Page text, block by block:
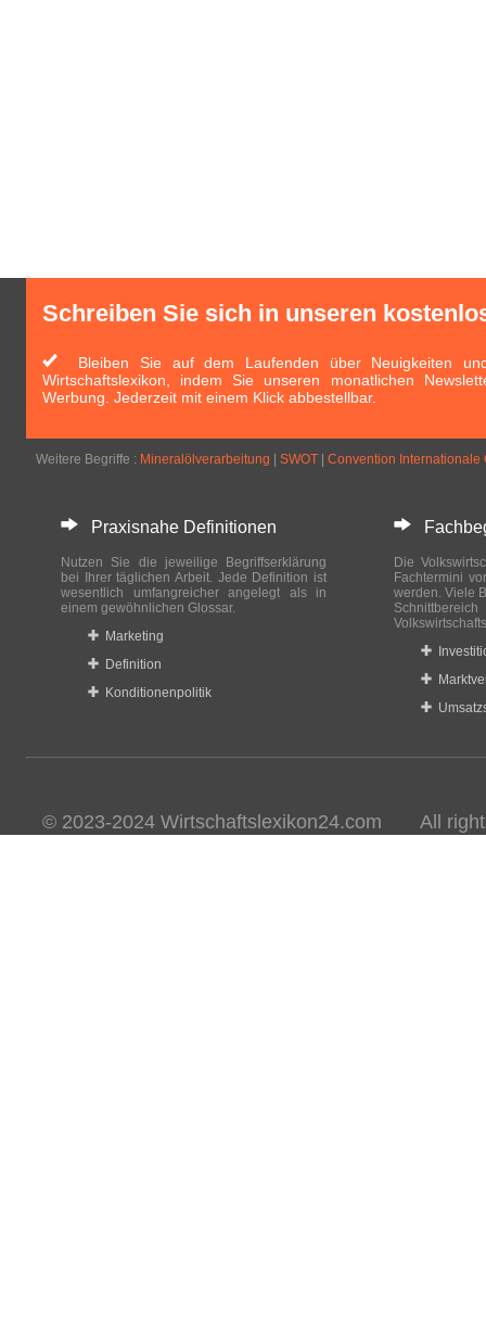
Schreiben Sie sich in unseren
Bleiben Sie auf dem Laufenden über Neuigkeiten
Wirtschaftslexikon, indem Sie unseren monatlichen
Werbung. Jederzeit mit einem Klick abbestellbar.
Weitere Begriffe : Mineralölverarbeitung SWOT Convention Internationale
Praxisnahe Definitionen
Nutzen Sie die jeweilige Begriffserklärung
bei Ihrer täglichen Arbeit. Jede Definition ist
wesentlich umfangreicher angelegt als in
einem gewöhnlichen Glossar.
Marketing
Definition
Konditionenpolitik
Die
Fachtermini
werden. Viele
© 2023-2024 Wirtschaftslexikon24.com All